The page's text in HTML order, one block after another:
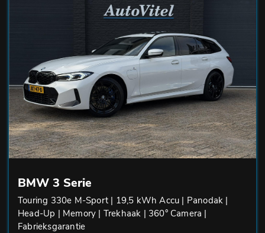
BMW 3 Serie
Touring 330e M-Sport | 19,5 kWh Accu | Panodak |
Head-Up | Memory | Trekhaak | 360° Camera |
Fabrieksgarantie